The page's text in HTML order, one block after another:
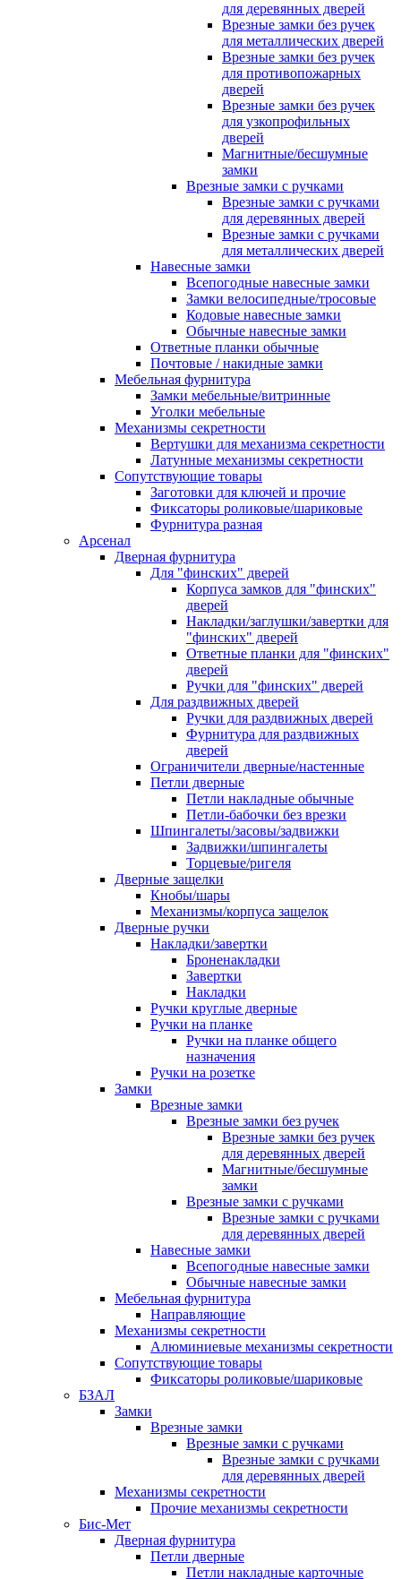
для деревянных дверей
Врезные замки без ручек
для металлических дверей
Врезные замки без ручек
для противопожарных
дверей
Врезные замки без ручек
для узкопрофильных
дверей
Магнитные/бесшумные
замки
Врезные замки с ручками
Врезные замки с ручками
для деревянных дверей
Врезные замки с ручками
для металлических дверей
Навесные замки
Всепогодные навесные замки
Замки велосипедные/тросовые
Кодовые навесные замки
Обычные навесные замки
Ответные планки обычные
Почтовые / накидные замки
Мебельная фурнитура
Замки мебельные/витринные
Уголки мебельные
Механизмы секретности
Вертушки для механизма секретности
Латунные механизмы секретности
Сопутствующие товары
Заготовки для ключей и прочие
Фиксаторы роликовые/шариковые
Фурнитура разная
Арсенал
Дверная фурнитура
Для "финских" дверей
Корпуса замков для "финских"
дверей
Накладки/заглушки/завертки для
"финских" дверей
Ответные планки для "финских"
дверей
Ручки для "финских" дверей
Для раздвижных дверей
Ручки для раздвижных дверей
Фурнитура для раздвижных
дверей
Ограничители дверные/настенные
Петли дверные
Петли накладные обычные
Петли-бабочки без врезки
Шпингалеты/засовы/задвижки
Задвижки/шпингалеты
Торцевые/ригеля
Дверные защелки
Кнобы/шары
Механизмы/корпуса защелок
Дверные ручки
Накладки/завертки
Броненакладки
Завертки
Накладки
Ручки круглые дверные
Ручки на планке
Ручки на планке общего
назначения
Ручки на розетке
Замки
Врезные замки
Врезные замки без ручек
Врезные замки без ручек
для деревянных дверей
Магнитные/бесшумные
замки
Врезные замки с ручками
Врезные замки с ручками
для деревянных дверей
Навесные замки
Всепогодные навесные замки
Обычные навесные замки
Мебельная фурнитура
Направляющие
Механизмы секретности
Алюминиевые механизмы секретности
Сопутствующие товары
Фиксаторы роликовые/шариковые
БЗАЛ
Замки
Врезные замки
Врезные замки с ручками
Врезные замки с ручками
для деревянных дверей
Механизмы секретности
Прочие механизмы секретности
Бис-Мет
Дверная фурнитура
Петли дверные
Петли накладные карточные